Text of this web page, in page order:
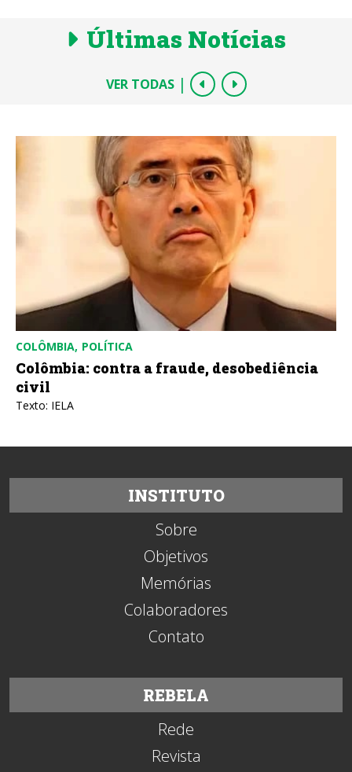
Últimas Notícias
VER TODAS |
COLÔMBIA POLÍTICA
Colômbia: contra a fraude, desobediência
civil
Texto: IELA
INSTITUTO
Sobre
Objetivos
Memórias
Colaboradores
Contato
REBELA
Rede
Revista